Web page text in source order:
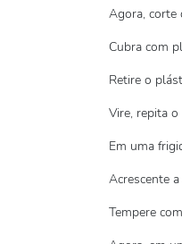
Agora, corte
Cubra com
Retire o
Vire, repita
Em uma
Acrescente
Tempere